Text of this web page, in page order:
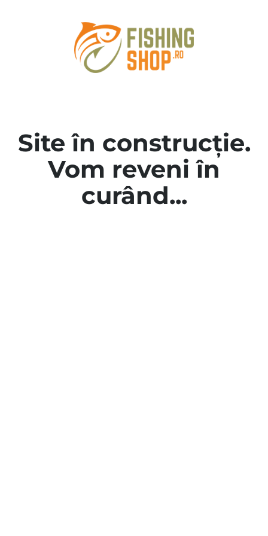
Site în construcție.
Vom reveni în
curând...